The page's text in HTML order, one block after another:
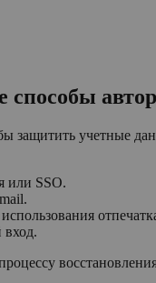
защитить учетные
или SSO.